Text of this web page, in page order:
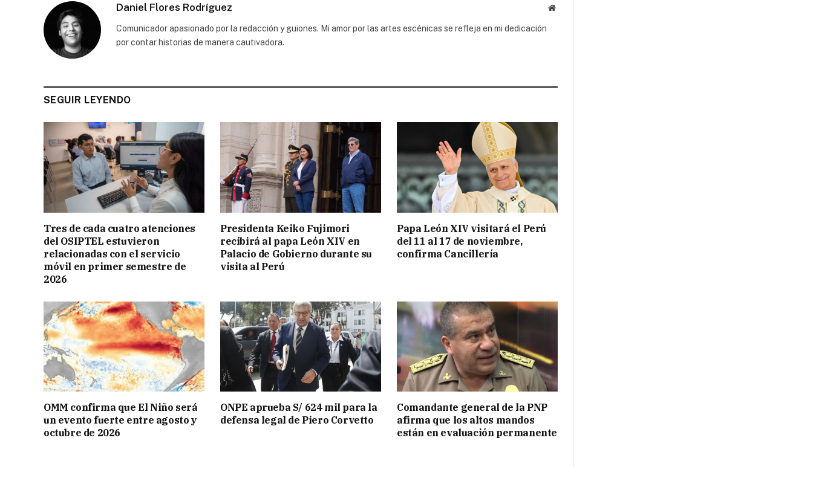
Daniel Flores Rodríguez Website
Comunicador apasionado por la redacción y guiones. Mi amor por las artes escénicas se refleja en mi dedicación
por contar historias de manera cautivadora.
SEGUIR LEYENDO
Tres de cada cuatro atenciones
del OSIPTEL estuvieron
relacionadas con el servicio
móvil en primer semestre de
2026
Presidenta Keiko Fujimori
recibirá al papa León XIV en
Palacio de Gobierno durante su
visita al Perú
Papa León XIV visitará el Perú
del 11 al 17 de noviembre,
confirma Cancillería
OMM confirma que El Niño será
un evento fuerte entre agosto y
octubre de 2026
ONPE aprueba S/ 624 mil para la
defensa legal de Piero Corvetto
Comandante general de la PNP
afirma que los altos mandos
están en evaluación permanente